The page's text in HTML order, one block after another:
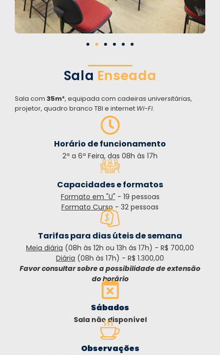
Sala Enseada
Sala com 35m², equipada com cadeiras universitárias,
projetor, quadro branco TBI e internet Wi-Fi.
Horário de funcionamento
2ª a 6ª Feira, das 08h às 17h
Capacidades e formatos
Formato em "U" - 19 pessoas
Formato Curso- 32 pessoas
Tarifas para dias úteis de semana
Meia diária (08h às 12h ou 13h ás 17h) - R$ 700,00
Diária (08h às 17h) - R$ 1.300,00
Favor consultar sobre a possibilidade de extensão
do horário
Sábados
Sala não disponível
Observações